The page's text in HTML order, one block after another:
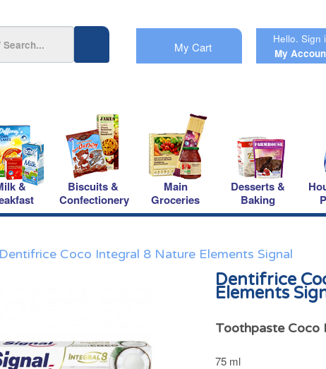
My Cart
Hello. Sign
My
&
Biscuits &
Confectionery
Main
Groceries
Desserts &
Baking
Dentifrice Coco Integral 8 Nature Elements Signal
Dentifrice
Elements
Toothpaste Coco
75 ml